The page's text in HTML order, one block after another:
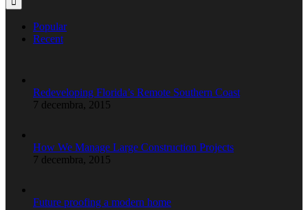
Popular
Recent
Redeveloping Florida’s Remote Southern Coast
7 decembra, 2015
How We Manage Large Construction Projects
7 decembra, 2015
Future proofing a modern home